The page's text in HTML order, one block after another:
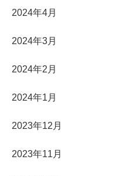
2024年4月
2024年3月
2024年2月
2024年1月
2023年12月
2023年11月